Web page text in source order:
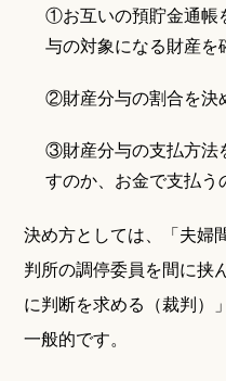
①お互いの預貯金通帳
与の対象になる財産を
②財産分与の割合を決
③財産分与の支払方法
すのか、お金で支払う
決め方としては、「夫
判所の調停委員を間に
に判断を求める（裁判）
一般的です。